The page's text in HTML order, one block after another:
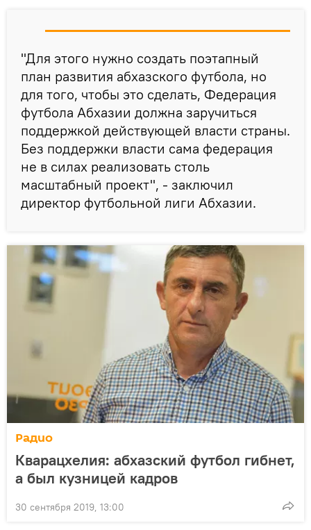
"Для этого нужно создать поэтапный
план развития абхазского футбола, но
для того, чтобы это сделать, Федерация
футбола Абхазии должна заручиться
поддержкой действующей власти страны.
Без поддержки власти сама федерация
не в силах реализовать столь
масштабный проект", - заключил
директор футбольной лиги Абхазии.
Радио
Кварацхелия: абхазский футбол гибнет,
а был кузницей кадров
30 сентября 2019, 13:00